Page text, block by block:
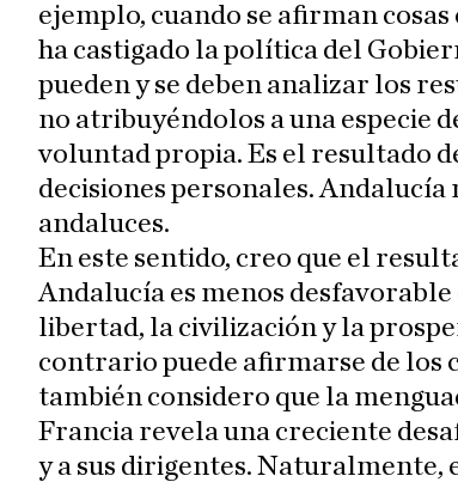
ejemplo, cuando se afirman
ha castigado la política del
pueden y se deben analizar los
no atribuyéndolos a una especie
voluntad propia. Es el resultado
decisiones personales. Andalucía
andaluces.
En este sentido, creo que el
Andalucía es menos
libertad, la civilización y la
contrario puede afirmarse de los
también considero que la
Francia revela una creciente
y a sus dirigentes. Naturalmente,